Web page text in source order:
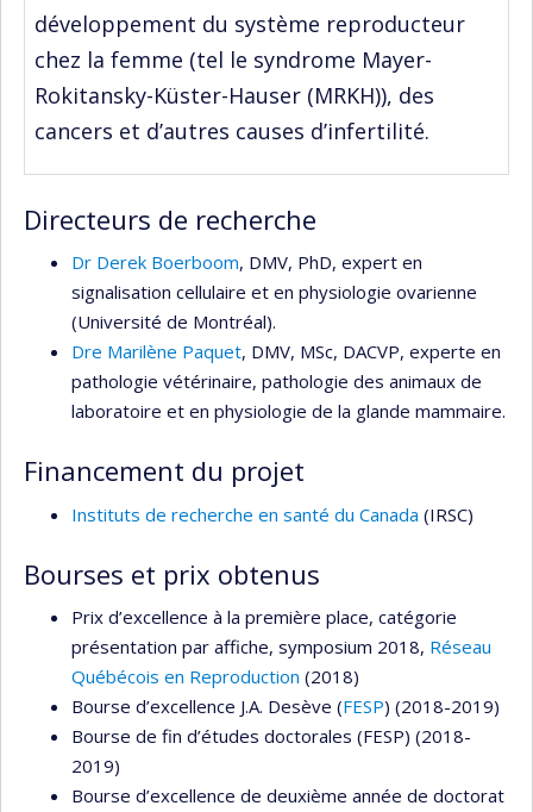
développement du système reproducteur
chez la femme (tel le syndrome Mayer-
Rokitansky-Küster-Hauser (MRKH)), des
cancers et d’autres causes d’infertilité.
Directeurs de recherche
Dr Derek Boerboom, DMV, PhD, expert en
signalisation cellulaire et en physiologie ovarienne
(Université de Montréal).
Dre Marilène Paquet, DMV, MSc, DACVP, experte en
pathologie vétérinaire, pathologie des animaux de
laboratoire et en physiologie de la glande mammaire.
Financement du projet
Instituts de recherche en santé du Canada (IRSC)
Bourses et prix obtenus
Prix d’excellence à la première place, catégorie
présentation par affiche, symposium 2018, Réseau
Québécois en Reproduction (2018)
Bourse d’excellence J.A. Desève (FESP) (2018-2019)
Bourse de fin d’études doctorales (FESP) (2018-
2019)
Bourse d’excellence de deuxième année de doctorat